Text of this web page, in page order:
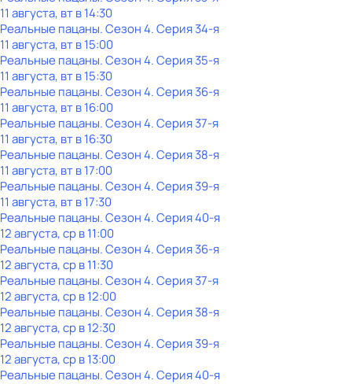
11 августа, вт в 14:30
Реальные пацаны. Сезон 4. Серия 34-я
11 августа, вт в 15:00
Реальные пацаны. Сезон 4. Серия 35-я
11 августа, вт в 15:30
Реальные пацаны. Сезон 4. Серия 36-я
11 августа, вт в 16:00
Реальные пацаны. Сезон 4. Серия 37-я
11 августа, вт в 16:30
Реальные пацаны. Сезон 4. Серия 38-я
11 августа, вт в 17:00
Реальные пацаны. Сезон 4. Серия 39-я
11 августа, вт в 17:30
Реальные пацаны. Сезон 4. Серия 40-я
12 августа, ср в 11:00
Реальные пацаны. Сезон 4. Серия 36-я
12 августа, ср в 11:30
Реальные пацаны. Сезон 4. Серия 37-я
12 августа, ср в 12:00
Реальные пацаны. Сезон 4. Серия 38-я
12 августа, ср в 12:30
Реальные пацаны. Сезон 4. Серия 39-я
12 августа, ср в 13:00
Реальные пацаны. Сезон 4. Серия 40-я